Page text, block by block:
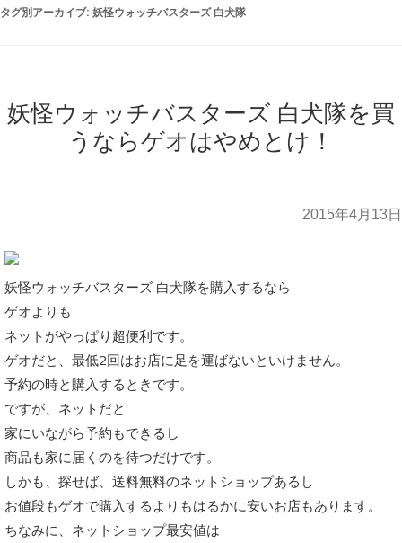
タグ別アーカイブ: 妖怪ウォッチバスターズ 白犬隊
妖怪ウォッチバスターズ 白犬隊を買
うならゲオはやめとけ！
2015年4月13日
妖怪ウォッチバスターズ 白犬隊を購入するなら
ゲオよりも
ネットがやっぱり超便利です。
ゲオだと、最低2回はお店に足を運ばないといけません。
予約の時と購入するときです。
ですが、ネットだと
家にいながら予約もできるし
商品も家に届くのを待つだけです。
しかも、探せば、送料無料のネットショップあるし
お値段もゲオで購入するよりもはるかに安いお店もあります。
ちなみに、ネットショップ最安値は